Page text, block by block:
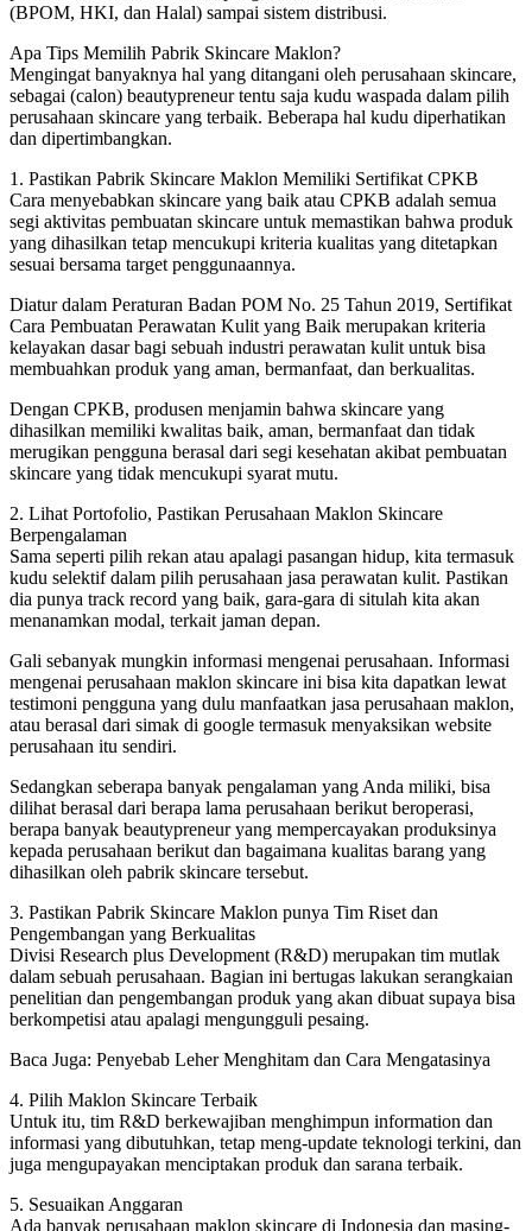
(BPOM, HKI, dan Halal) sampai sistem distribusi.
Apa Tips Memilih Pabrik Skincare Maklon?
Mengingat banyaknya hal yang ditangani oleh perusahaan skincare,
sebagai (calon) beautypreneur tentu saja kudu waspada dalam pilih
perusahaan skincare yang terbaik. Beberapa hal kudu diperhatikan
dan dipertimbangkan.
1. Pastikan Pabrik Skincare Maklon Memiliki Sertifikat CPKB
Cara menyebabkan skincare yang baik atau CPKB adalah semua
segi aktivitas pembuatan skincare untuk memastikan bahwa produk
yang dihasilkan tetap mencukupi kriteria kualitas yang ditetapkan
sesuai bersama target penggunaannya.
Diatur dalam Peraturan Badan POM No. 25 Tahun 2019, Sertifikat
Cara Pembuatan Perawatan Kulit yang Baik merupakan kriteria
kelayakan dasar bagi sebuah industri perawatan kulit untuk bisa
membuahkan produk yang aman, bermanfaat, dan berkualitas.
Dengan CPKB, produsen menjamin bahwa skincare yang
dihasilkan memiliki kwalitas baik, aman, bermanfaat dan tidak
merugikan pengguna berasal dari segi kesehatan akibat pembuatan
skincare yang tidak mencukupi syarat mutu.
2. Lihat Portofolio, Pastikan Perusahaan Maklon Skincare
Berpengalaman
Sama seperti pilih rekan atau apalagi pasangan hidup, kita termasuk
kudu selektif dalam pilih perusahaan jasa perawatan kulit. Pastikan
dia punya track record yang baik, gara-gara di situlah kita akan
menanamkan modal, terkait jaman depan.
Gali sebanyak mungkin informasi mengenai perusahaan. Informasi
mengenai perusahaan maklon skincare ini bisa kita dapatkan lewat
testimoni pengguna yang dulu manfaatkan jasa perusahaan maklon,
atau berasal dari simak di google termasuk menyaksikan website
perusahaan itu sendiri.
Sedangkan seberapa banyak pengalaman yang Anda miliki, bisa
dilihat berasal dari berapa lama perusahaan berikut beroperasi,
berapa banyak beautypreneur yang mempercayakan produksinya
kepada perusahaan berikut dan bagaimana kualitas barang yang
dihasilkan oleh pabrik skincare tersebut.
3. Pastikan Pabrik Skincare Maklon punya Tim Riset dan
Pengembangan yang Berkualitas
Divisi Research plus Development (R&D) merupakan tim mutlak
dalam sebuah perusahaan. Bagian ini bertugas lakukan serangkaian
penelitian dan pengembangan produk yang akan dibuat supaya bisa
berkompetisi atau apalagi mengungguli pesaing.
Baca Juga: Penyebab Leher Menghitam dan Cara Mengatasinya
4. Pilih Maklon Skincare Terbaik
Untuk itu, tim R&D berkewajiban menghimpun information dan
informasi yang dibutuhkan, tetap meng-update teknologi terkini, dan
juga mengupayakan menciptakan produk dan sarana terbaik.
5. Sesuaikan Anggaran
Ada banyak perusahaan maklon skincare di Indonesia dan masing-